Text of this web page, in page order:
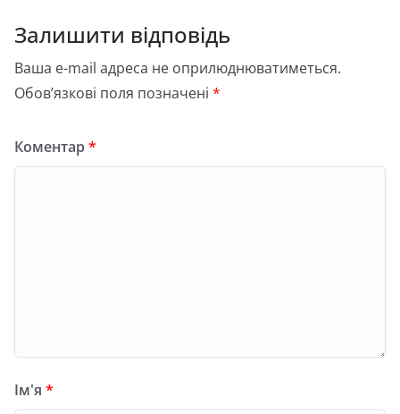
Залишити відповідь
Ваша e-mail адреса не оприлюднюватиметься.
Обов’язкові поля позначені *
Коментар*
Ім'я *